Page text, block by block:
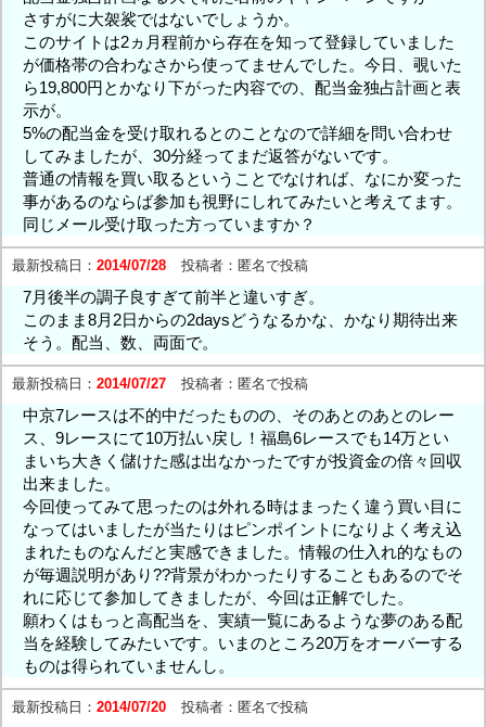
さすがに大袈裟ではないでしょうか。
このサイトは2ヵ月程前から存在を知って登録していました
が価格帯の合わなさから使ってませんでした。今日、覗いた
ら19,800円とかなり下がった内容での、配当金独占計画と表
示が。
5%の配当金を受け取れるとのことなので詳細を問い合わせ
してみましたが、30分経ってまだ返答がないです。
普通の情報を買い取るということでなければ、なにか変った
事があるのならば参加も視野にしれてみたいと考えてます。
同じメール受け取った方っていますか？
最新投稿日： 2014/07/28 投稿者： 匿名で投稿
7月後半の調子良すぎて前半と違いすぎ。
このまま8月2日からの2daysどうなるかな、かなり期待出来
そう。配当、数、両面で。
最新投稿日： 2014/07/27 投稿者： 匿名で投稿
中京7レースは不的中だったものの、そのあとのあとのレー
ス、9レースにて10万払い戻し！福島6レースでも14万とい
まいち大きく儲けた感は出なかったですが投資金の倍々回収
出来ました。
今回使ってみて思ったのは外れる時はまったく違う買い目に
なってはいましたが当たりはピンポイントになりよく考え込
まれたものなんだと実感できました。情報の仕入れ的なもの
が毎週説明があり??背景がわかったりすることもあるのでそ
れに応じて参加してきましたが、今回は正解でした。
願わくはもっと高配当を、実績一覧にあるような夢のある配
当を経験してみたいです。いまのところ20万をオーバーする
ものは得られていませんし。
最新投稿日： 2014/07/20 投稿者： 匿名で投稿